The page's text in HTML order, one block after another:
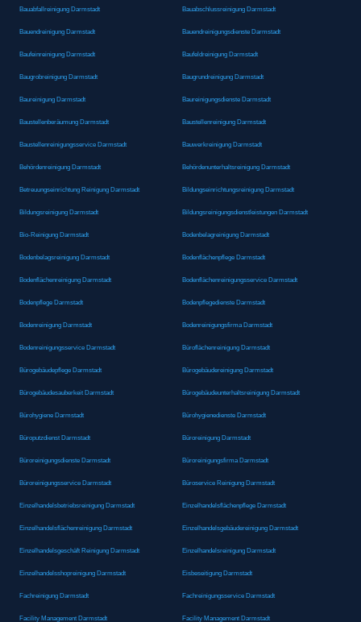
Bauabfallreinigung Darmstadt Bauabschlussreinigung Darmstadt
Bauendreinigung Darmstadt Bauendreinigungsdienste Darmstadt
Baufeinreinigung Darmstadt Baufeldreinigung Darmstadt
Baugrobreinigung Darmstadt Baugrundreinigung Darmstadt
Baureinigung Darmstadt Baureinigungsdienste Darmstadt
Baustellenberäumung Darmstadt Baustellenreinigung Darmstadt
Baustellenreinigungsservice Darmstadt Bauwerkreinigung Darmstadt
Behördenreinigung Darmstadt Behördenunterhaltsreinigung Darmstadt
Betreuungseinrichtung Reinigung Darmstadt Bildungseinrichtungsreinigung Darmstadt
Bildungsreinigung Darmstadt Bildungsreinigungsdienstleistungen Darmstadt
Bio-Reinigung Darmstadt Bodenbelagreinigung Darmstadt
Bodenbelagsreinigung Darmstadt Bodenflächenpflege Darmstadt
Bodenflächenreinigung Darmstadt Bodenflächenreinigungsservice Darmstadt
Bodenpflege Darmstadt Bodenpflegedienste Darmstadt
Bodenreinigung Darmstadt Bodenreinigungsfirma Darmstadt
Bodenreinigungsservice Darmstadt Büroflächenreinigung Darmstadt
Bürogebäudepflege Darmstadt Bürogebäudereinigung Darmstadt
Bürogebäudesauberkeit Darmstadt Bürogebäudeunterhaltsreinigung Darmstadt
Bürohygiene Darmstadt Bürohygienedienste Darmstadt
Büroputzdienst Darmstadt Büroreinigung Darmstadt
Büroreinigungsdienste Darmstadt Büroreinigungsfirma Darmstadt
Büroreinigungsservice Darmstadt Büroservice Reinigung Darmstadt
Einzelhandelsbetriebsreinigung Darmstadt Einzelhandelsflächenpflege Darmstadt
Einzelhandelsflächenreinigung Darmstadt Einzelhandelsgebäudereinigung Darmstadt
Einzelhandelsgeschäft Reinigung Darmstadt Einzelhandelsreinigung Darmstadt
Einzelhandelsshopreinigung Darmstadt Eisbeseitigung Darmstadt
Fachreinigung Darmstadt Fachreinigungsservice Darmstadt
Facility Management Darmstadt Facility Management Darmstadt